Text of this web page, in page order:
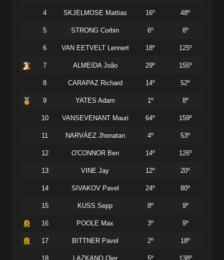
4 SKJELMOSE Mattias 16º 48º
5 STRONG Corbin 6º 8º
6 VAN EETVELT Lennert 18º 125º
7 ALMEIDA João 29º 155º
8 CARAPAZ Richard 14º 52º
9 YATES Adam 1º 8º
10 VANSEVENANT Mauri 64º 159º
11 NARVÁEZ Jhonatan 4º 53º
12 O'CONNOR Ben 14º 126º
13 VINE Jay 12º 20º
14 SIVAKOV Pavel 24º 80º
15 KUSS Sepp 8º 9º
16 POOLE Max 3º 9º
17 BITTNER Pavel 2º 18º
18 LAZKANO Oier 5º 138º